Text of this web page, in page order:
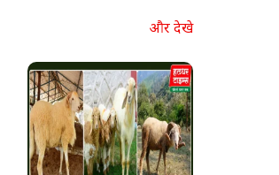
और देखे